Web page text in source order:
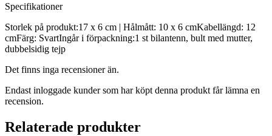
Specifikationer
Storlek på produkt:17 x 6 cm | Hålmått: 10 x 6 cmKabellängd: 12
cmFärg: SvartIngår i förpackning:1 st bilantenn, bult med mutter,
dubbelsidig tejp
Det finns inga recensioner än.
Endast inloggade kunder som har köpt denna produkt får lämna en
recension.
Relaterade produkter